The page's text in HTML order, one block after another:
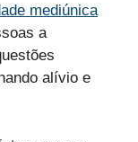
mediúnica
a
alívio e